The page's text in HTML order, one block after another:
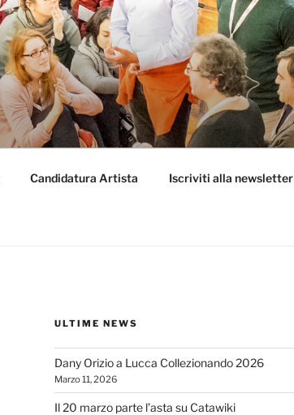
Candidatura Artista Iscriviti alla newsletter
ULTIME NEWS
Dany Orizio a Lucca Collezionando 2026
Marzo 11, 2026
Il 20 marzo parte l’asta su Catawiki